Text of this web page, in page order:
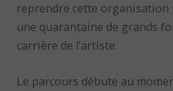
reprendre cette
une quarantaine de grands
carrière de l’artiste.
Le parcours débute au